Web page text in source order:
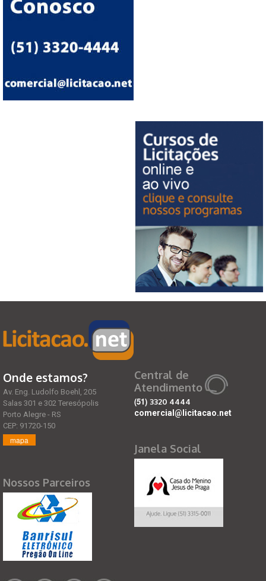
Onde estamos?
Av. Eng. Ludolfo Boehl, 205
Salas 301 e 302 Teresópolis
Porto Alegre - RS
CEP: 91720-150
mapa
Nossos Parceiros
Central de
Atendimento
(51) 3320 4444
comercial@licitacao.net
Janela Social